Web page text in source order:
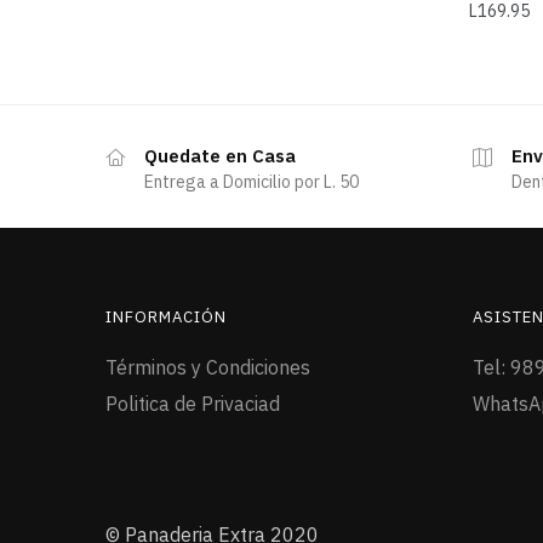
L169.95
Quedate en Casa
Entrega a Domicilio por L. 50
INFORMACIÓN
Términos y Condiciones
Politica de Privaciad
Tel:
© Panaderia Extra 2020